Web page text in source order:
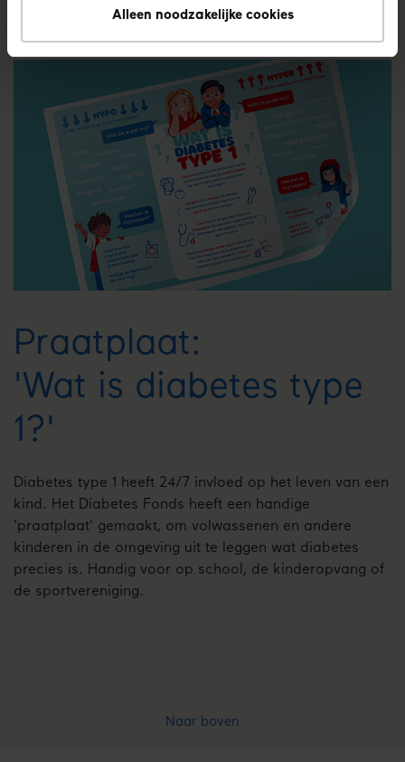
Alleen noodzakelijke cookies
Praatplaat:
'Wat is diabetes type
1?'
Diabetes type 1 heeft 24/7 invloed op het leven van een
kind. Het Diabetes Fonds heeft een handige
'praatplaat' gemaakt, om volwassenen en andere
kinderen in de omgeving uit te leggen wat diabetes
precies is. Handig voor op school, de kinderopvang of
de sportvereniging.
Naar boven